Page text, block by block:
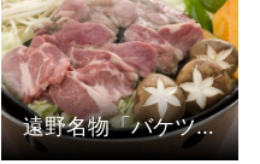
遠野名物「バケツジンギスカン」